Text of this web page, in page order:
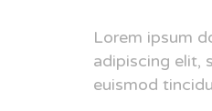
Lorem ipsum
adipiscing elit,
euismod